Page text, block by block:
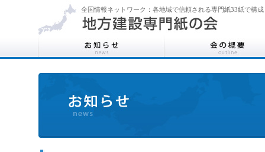
全国情報ネットワーク：各地域で信頼される専門紙33紙で構成